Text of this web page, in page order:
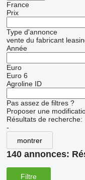
France
Prix
Type d'annonce
vente du fabricant
Année
Euro
Euro 6
Agroline ID
Pas assez de filtres ?
Proposer une
Résultats de recherche:
-
montrer
140 annonces:
Filtre